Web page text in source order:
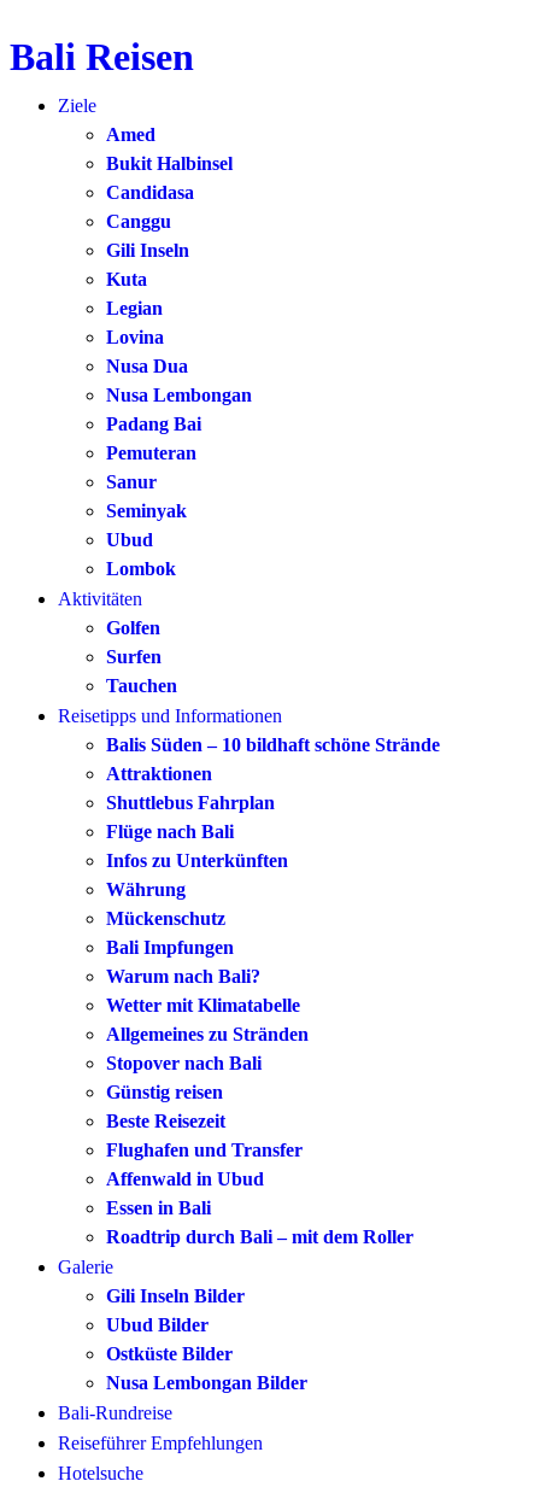
Zum
springen
Bali Reisen
Ziele
Amed
Bukit Halbinsel
Candidasa
Canggu
Gili Inseln
Kuta
Legian
Lovina
Nusa Dua
Nusa Lembongan
Padang Bai
Pemuteran
Sanur
Seminyak
Ubud
Lombok
Aktivitäten
Golfen
Surfen
Tauchen
Reisetipps und Informationen
Balis Süden – 10 bildhaft schöne Strände
Attraktionen
Shuttlebus Fahrplan
Flüge nach Bali
Infos zu Unterkünften
Währung
Mückenschutz
Bali Impfungen
Warum nach Bali?
Wetter mit Klimatabelle
Allgemeines zu Stränden
Stopover nach Bali
Günstig reisen
Beste Reisezeit
Flughafen und Transfer
Affenwald in Ubud
Essen in Bali
Roadtrip durch Bali – mit dem Roller
Galerie
Gili Inseln Bilder
Ubud Bilder
Ostküste Bilder
Nusa Lembongan Bilder
Bali-Rundreise
Reiseführer Empfehlungen
Hotelsuche